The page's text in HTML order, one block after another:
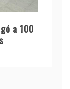
a 100